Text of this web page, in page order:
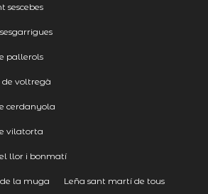
sescebes
pallerols
de voltregà
cerdanyola
vilatorta
llor i bonmatí
la muga Leña sant martí de tous